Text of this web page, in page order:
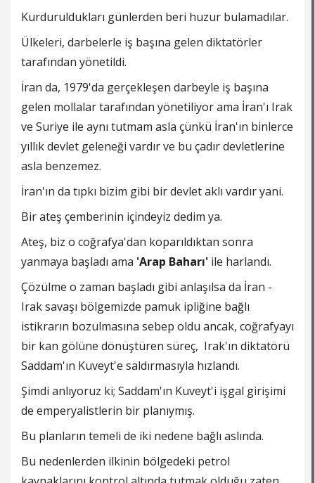
Kurduruldukları günlerden beri huzur bulamadılar.
Ülkeleri, darbelerle iş başına gelen diktatörler
tarafından yönetildi.
İran da, 1979'da gerçekleşen darbeyle iş başına
gelen mollalar tarafından yönetiliyor ama İran'ı Irak
ve Suriye ile aynı tutmam asla çünkü İran'ın binlerce
yıllık devlet geleneği vardır ve bu çadır devletlerine
asla benzemez.
İran'ın da tıpkı bizim gibi bir devlet aklı vardır yani.
Bir ateş çemberinin içindeyiz dedim ya.
Ateş, biz o coğrafya'dan koparıldıktan sonra
yanmaya başladı ama 'Arap Baharı' ile harlandı.
Çözülme o zaman başladı gibi anlaşılsa da İran -
Irak savaşı bölgemizde pamuk ipliğine bağlı
istikrarın bozulmasına sebep oldu ancak, coğrafyayı
bir kan gölüne dönüştüren süreç, Irak'ın diktatörü
Saddam'ın Kuveyt'e saldırmasıyla hızlandı.
Şimdi anlıyoruz ki; Saddam'ın Kuveyt'i işgal girişimi
de emperyalistlerin bir planıymış.
Bu planların temeli de iki nedene bağlı aslında.
Bu nedenlerden ilkinin bölgedeki petrol